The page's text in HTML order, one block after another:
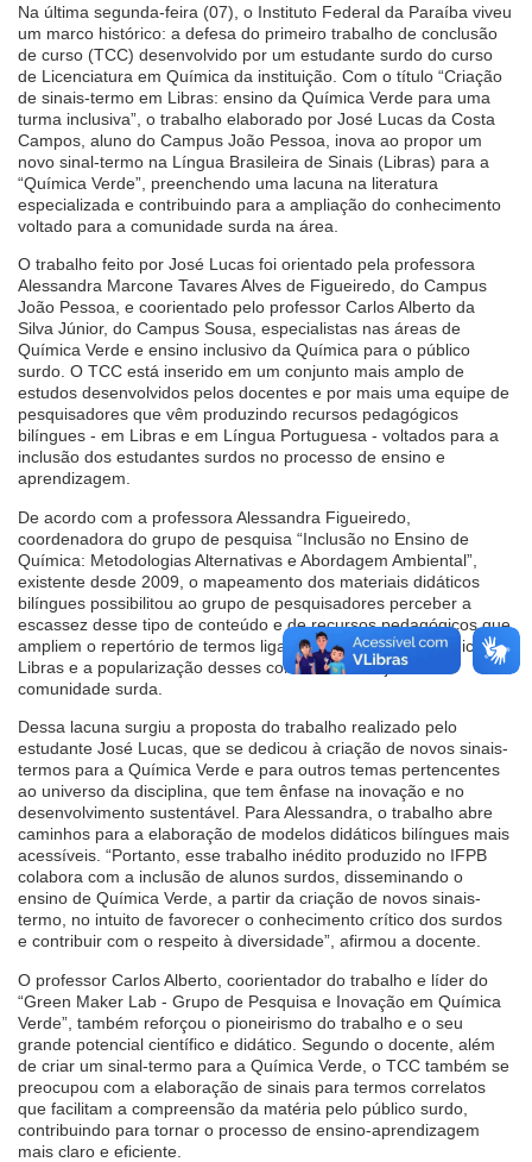
Na última segunda-feira (07), o Instituto Federal da Paraíba viveu
um marco histórico: a defesa do primeiro trabalho de conclusão
de curso (TCC) desenvolvido por um estudante surdo do curso
de Licenciatura em Química da instituição. Com o título “Criação
de sinais-termo em Libras: ensino da Química Verde para uma
turma inclusiva”, o trabalho elaborado por José Lucas da Costa
Campos, aluno do Campus João Pessoa, inova ao propor um
novo sinal-termo na Língua Brasileira de Sinais (Libras) para a
“Química Verde”, preenchendo uma lacuna na literatura
especializada e contribuindo para a ampliação do conhecimento
voltado para a comunidade surda na área.
O trabalho feito por José Lucas foi orientado pela professora
Alessandra Marcone Tavares Alves de Figueiredo, do Campus
João Pessoa, e coorientado pelo professor Carlos Alberto da
Silva Júnior, do Campus Sousa, especialistas nas áreas de
Química Verde e ensino inclusivo da Química para o público
surdo. O TCC está inserido em um conjunto mais amplo de
estudos desenvolvidos pelos docentes e por mais uma equipe de
pesquisadores que vêm produzindo recursos pedagógicos
bilíngues - em Libras e em Língua Portuguesa - voltados para a
inclusão dos estudantes surdos no processo de ensino e
aprendizagem.
De acordo com a professora Alessandra Figueiredo,
coordenadora do grupo de pesquisa “Inclusão no Ensino de
Química: Metodologias Alternativas e Abordagem Ambiental”,
existente desde 2009, o mapeamento dos materiais didáticos
bilíngues possibilitou ao grupo de pesquisadores perceber a
escassez desse tipo de conteúdo e de recursos pedagógicos que
ampliem o repertório de termos ligados ao ensino da Química na
Libras e a popularização desses conhecimentos junto à
comunidade surda.
Dessa lacuna surgiu a proposta do trabalho realizado pelo
estudante José Lucas, que se dedicou à criação de novos sinais-
termos para a Química Verde e para outros temas pertencentes
ao universo da disciplina, que tem ênfase na inovação e no
desenvolvimento sustentável. Para Alessandra, o trabalho abre
caminhos para a elaboração de modelos didáticos bilíngues mais
acessíveis. “Portanto, esse trabalho inédito produzido no IFPB
colabora com a inclusão de alunos surdos, disseminando o
ensino de Química Verde, a partir da criação de novos sinais-
termo, no intuito de favorecer o conhecimento crítico dos surdos
e contribuir com o respeito à diversidade”, afirmou a docente.
O professor Carlos Alberto, coorientador do trabalho e líder do
“Green Maker Lab - Grupo de Pesquisa e Inovação em Química
Verde”, também reforçou o pioneirismo do trabalho e o seu
grande potencial científico e didático. Segundo o docente, além
de criar um sinal-termo para a Química Verde, o TCC também se
preocupou com a elaboração de sinais para termos correlatos
que facilitam a compreensão da matéria pelo público surdo,
contribuindo para tornar o processo de ensino-aprendizagem
mais claro e eficiente.